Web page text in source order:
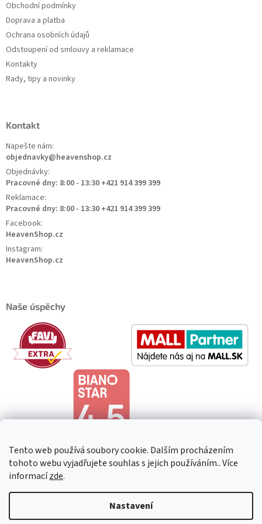
Tento web používá soubory cookie. Dalším procházením
tohoto webu vyjadřujete souhlas s jejich používáním.. Více
informacízde.
Nastavení
Obchodní podmínky
Doprava a platba
Ochrana osobních údajů
Odstoupení od smlouvy a reklamace
Kontakty
Rady, tipy a novinky
Kontakt
Napešte nám:
objednavky@heavenshop.cz
Objednávky:
Pracovné dny: 8:00 - 13:30 +421 914 399 399
Reklamace:
Pracovné dny: 8:00 - 13:30 +421 914 399 399
Facebook:
HeavenShop.cz
Instagram:
HeavenShop.cz
Naše úspěchy
HeavenShop. Všechna práva vyhrazena.